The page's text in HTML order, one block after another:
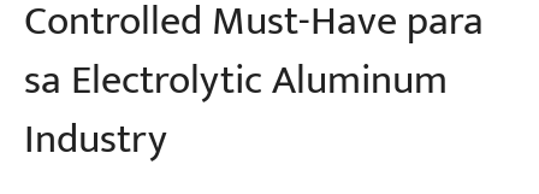
Controlled Must-Have para
sa Electrolytic Aluminum
Industry